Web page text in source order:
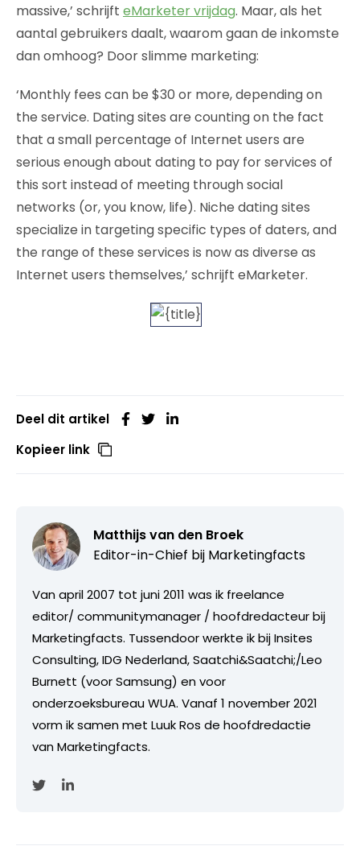
massive,’ schrijft eMarketer vrijdag. Maar, als het
aantal gebruikers daalt, waarom gaan de inkomste
dan omhoog? Door slimme marketing:
‘Monthly fees can be $30 or more, depending on
the service. Dating sites are counting on the fact
that a small percentage of Internet users are
serious enough about dating to pay for services of
this sort instead of meeting through social
networks (or, you know, life). Niche dating sites
specialize in targeting specific types of daters, and
the range of these services is now as diverse as
Internet users themselves,’ schrijft eMarketer.
Deel dit artikel
Kopieer link
Matthijs van den Broek
Editor-in-Chief bij Marketingfacts
Van april 2007 tot juni 2011 was ik freelance
editor/ communitymanager / hoofdredacteur bij
Marketingfacts. Tussendoor werkte ik bij Insites
Consulting, IDG Nederland, Saatchi&Saatchi;/Leo
Burnett (voor Samsung) en voor
onderzoeksbureau WUA. Vanaf 1 november 2021
vorm ik samen met Luuk Ros de hoofdredactie
van Marketingfacts.